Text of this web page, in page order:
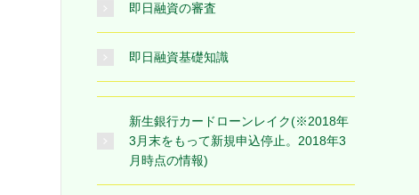
即日融資の審査
即日融資基礎知識
新生銀行カードローンレイク(※2018年
3月末をもって新規申込停止。2018年3
月時点の情報)